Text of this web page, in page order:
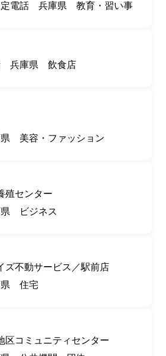
電話 兵庫県 教育・習い事
兵庫県 飲食店
美容・ファッション
殖センター
ビジネス
ズ不動サービス／駅前店
住宅
区コミュニティセンター